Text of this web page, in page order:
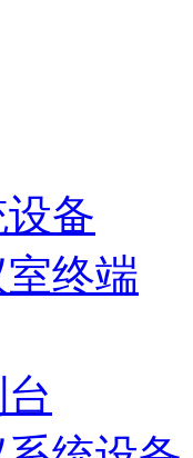
备
终端